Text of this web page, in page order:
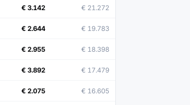
€ 3.142 € 21.272
€ 2.644 € 19.783
€ 2.955 € 18.398
€ 3.892 € 17.479
€ 2.075 € 16.605